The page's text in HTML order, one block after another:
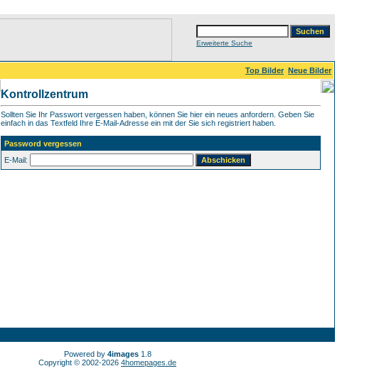
Erweiterte Suche
Top Bilder Neue Bilder
Kontrollzentrum
Sollten Sie Ihr Passwort vergessen haben, können Sie hier ein neues anfordern. Geben Sie
einfach in das Textfeld Ihre E-Mail-Adresse ein mit der Sie sich registriert haben.
Password vergessen
E-Mail:
Powered by 4images1.8
Copyright © 2002-2026 4homepages.de